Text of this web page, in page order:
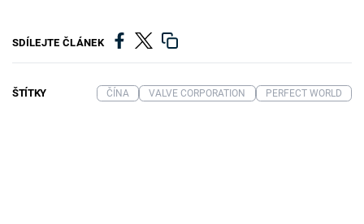
SDÍLEJTE ČLÁNEK
ŠTÍTKY ČÍNA VALVE CORPORATION PERFECT WORLD